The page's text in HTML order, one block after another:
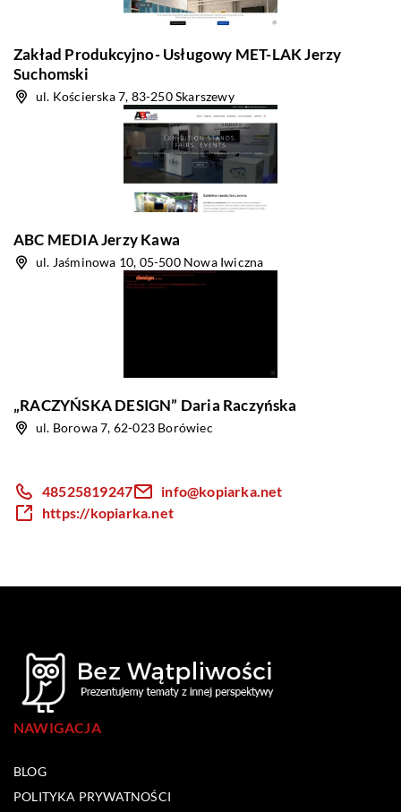
Zakład Produkcyjno- Usługowy MET-LAK Jerzy
Suchomski
ul. Kościerska 7, 83-250 Skarszewy
ABC MEDIA Jerzy Kawa
ul. Jaśminowa 10, 05-500 Nowa Iwiczna
„RACZYŃSKA DESIGN” Daria Raczyńska
ul. Borowa 7, 62-023 Borówiec
48525819247
info@kopiarka.net
https://kopiarka.net
NAWIGACJA
BLOG
POLITYKA PRYWATNOŚCI